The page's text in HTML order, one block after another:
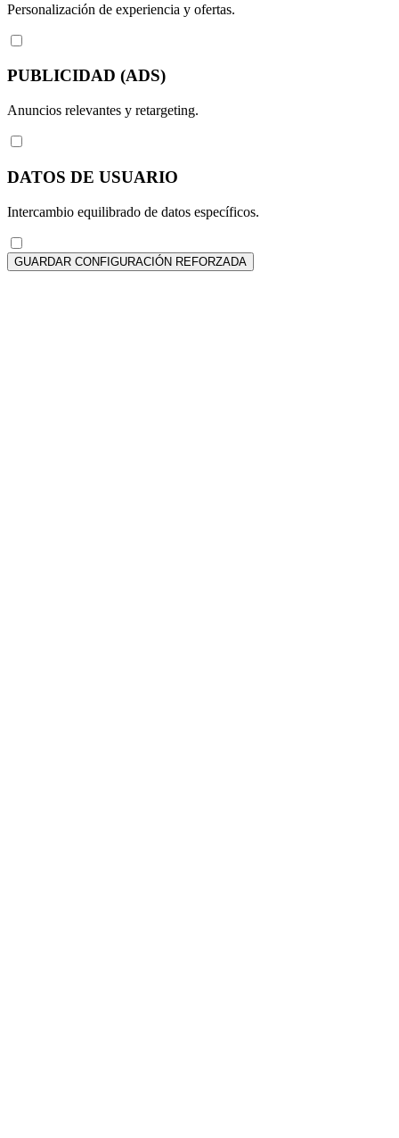
Personalización de experiencia y ofertas.
PUBLICIDAD (ADS)
Anuncios relevantes y retargeting.
DATOS DE USUARIO
Intercambio equilibrado de datos específicos.
GUARDAR CONFIGURACIÓN REFORZADA